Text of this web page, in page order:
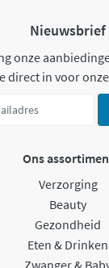
Nieuwsbrief
onze
direct in voor
Ons
Verzorging
Beauty
Gezondheid
Eten & Drinken